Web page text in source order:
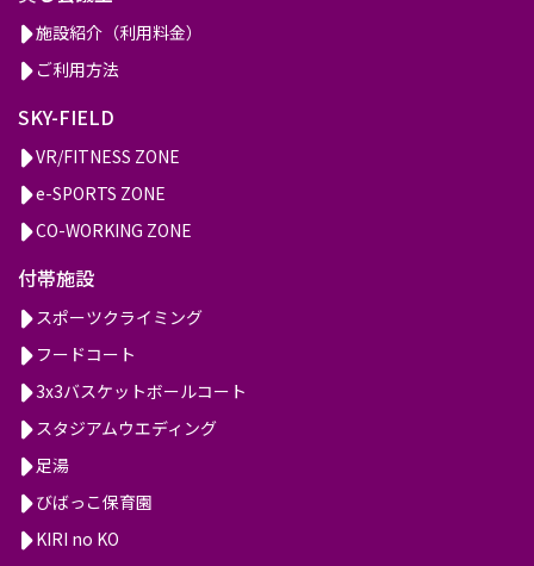
施設紹介（利用料金）
ご利用方法
SKY-FIELD
VR/FITNESS ZONE
e-SPORTS ZONE
CO-WORKING ZONE
付帯施設
スポーツクライミング
フードコート
3x3バスケットボールコート
スタジアムウエディング
足湯
びばっこ保育園
KIRI no KO